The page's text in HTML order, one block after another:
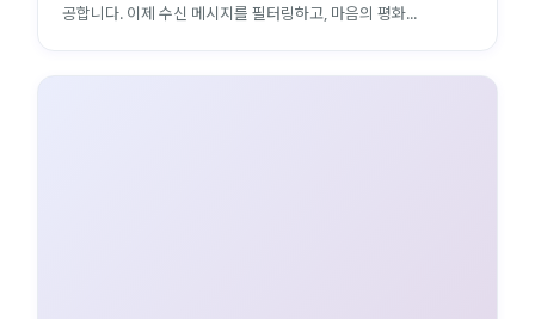
공합니다. 이제 수신 메시지를 필터링하고, 마음의 평화...